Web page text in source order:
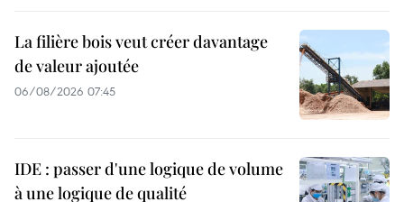
La filière bois veut créer davantage
de valeur ajoutée
06/08/2026 07:45
IDE : passer d'une logique de volume
à une logique de qualité